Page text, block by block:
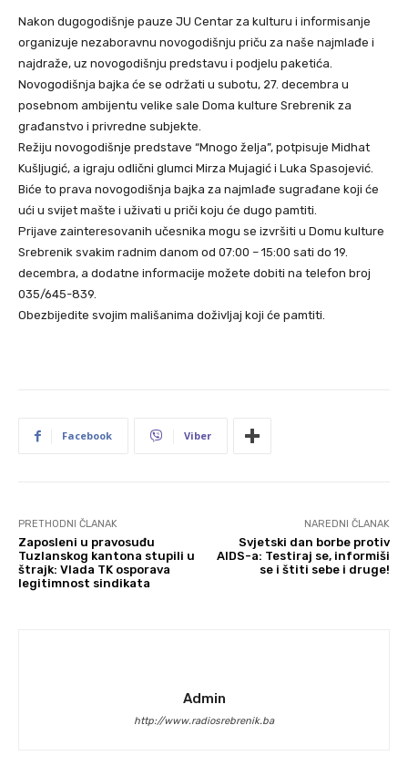
Nakon dugogodišnje pauze JU Centar za kulturu i informisanje
organizuje nezaboravnu novogodišnju priču za naše najmlađe i
najdraže, uz novogodišnju predstavu i podjelu paketića.
Novogodišnja bajka će se održati u subotu, 27. decembra u
posebnom ambijentu velike sale Doma kulture Srebrenik za
građanstvo i privredne subjekte.
Režiju novogodišnje predstave “Mnogo želja”, potpisuje Midhat
Kušljugić, a igraju odlični glumci Mirza Mujagić i Luka Spasojević.
Biće to prava novogodišnja bajka za najmlađe sugrađane koji će
ući u svijet mašte i uživati u priči koju će dugo pamtiti.
Prijave zainteresovanih učesnika mogu se izvršiti u Domu kulture
Srebrenik svakim radnim danom od 07:00 – 15:00 sati do 19.
decembra, a dodatne informacije možete dobiti na telefon broj
035/645-839.
Obezbijedite svojim mališanima doživljaj koji će pamtiti.
Facebook Viber
PRETHODNI ČLANAK
Zaposleni u pravosuđu
Tuzlanskog kantona stupili u
štrajk: Vlada TK osporava
legitimnost sindikata
NAREDNI ČLANAK
Svjetski dan borbe protiv
AIDS-a: Testiraj se, informiši
se i štiti sebe i druge!
Admin
http://www.radiosrebrenik.ba